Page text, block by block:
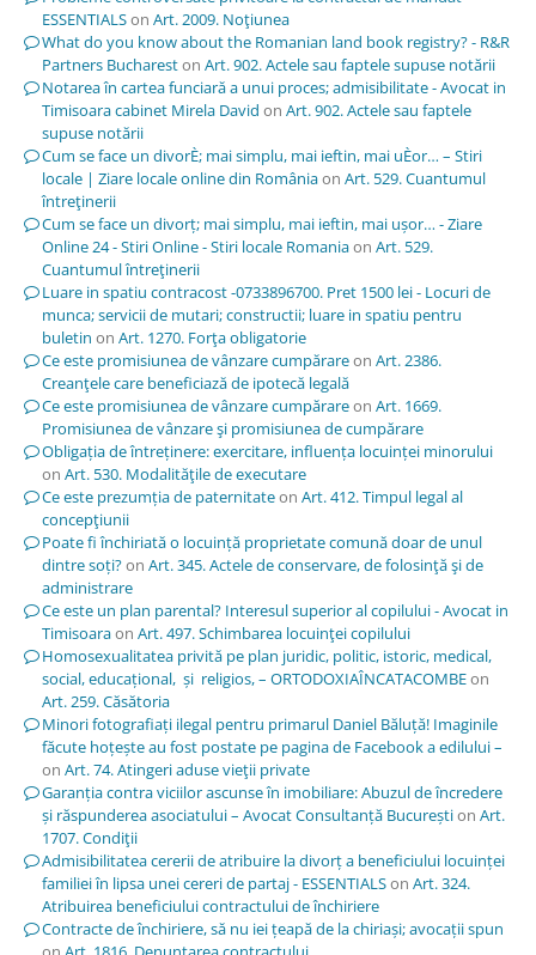
ESSENTIALSon Art. 2009. Noţiunea
What do you know about the Romanian land book registry? - R&R
Partners Buchareston Art. 902. Actele sau faptele supuse notării
Notarea în cartea funciară a unui proces; admisibilitate - Avocat in
Timisoara cabinet Mirela David on Art. 902. Actele sau faptele
supuse notării
Cum se face un divorÈ; mai simplu, mai ieftin, mai uÈor… – Stiri
locale | Ziare locale online din Româniaon Art. 529. Cuantumul
întreţinerii
Cum se face un divorț; mai simplu, mai ieftin, mai ușor… - Ziare
Online 24 - Stiri Online - Stiri locale Romaniaon Art. 529.
Cuantumul întreţinerii
Luare in spatiu contracost -0733896700. Pret 1500 lei - Locuri de
munca; servicii de mutari; constructii; luare in spatiu pentru
buletin on Art. 1270. Forţa obligatorie
Ce este promisiunea de vânzare cumpărareon Art. 2386.
Creanţele care beneficiază de ipotecă legală
Ce este promisiunea de vânzare cumpărareon Art. 1669.
Promisiunea de vânzare şi promisiunea de cumpărare
Obligația de întreținere: exercitare, influența locuinței minorului
on Art. 530. Modalităţile de executare
Ce este prezumția de paternitateon Art. 412. Timpul legal al
concepţiunii
Poate fi închiriată o locuință proprietate comună doar de unul
dintre soți?on Art. 345. Actele de conservare, de folosinţă şi de
administrare
Ce este un plan parental? Interesul superior al copilului - Avocat in
Timisoaraon Art. 497. Schimbarea locuinţei copilului
Homosexualitatea privită pe plan juridic, politic, istoric, medical,
social, educațional, și religios, – ORTODOXIAÎNCATACOMBEon
Art. 259. Căsătoria
Minori fotografiați ilegal pentru primarul Daniel Băluță! Imaginile
făcute hoțește au fost postate pe pagina de Facebook a edilului –
on Art. 74. Atingeri aduse vieţii private
Garanția contra viciilor ascunse în imobiliare: Abuzul de încredere
și răspunderea asociatului – Avocat Consultanță Bucureștion Art.
1707. Condiţii
Admisibilitatea cererii de atribuire la divorț a beneficiului locuinței
familiei în lipsa unei cereri de partaj - ESSENTIALSon Art. 324.
Atribuirea beneficiului contractului de închiriere
Contracte de închiriere, să nu iei țeapă de la chiriași; avocații spun